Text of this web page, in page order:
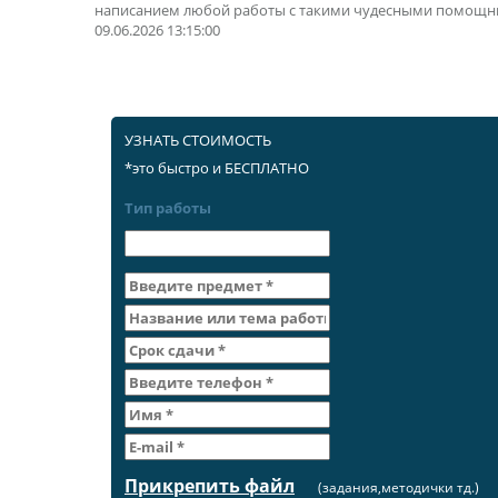
написанием любой работы с такими чудесными
09.06.2026 13:15:00
УЗНАТЬ СТОИМОСТЬ
*это быстро и БЕСПЛАТНО
Тип работы
Прикрепить файл (задания,методички тд.)